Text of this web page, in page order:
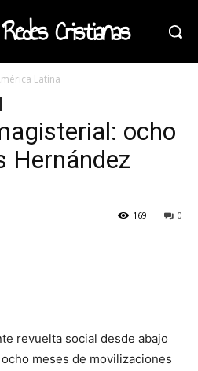
Redes Cristianas
Latina
ocho
Hernández
0
169
revuelta social desde abajo
meses de movilizaciones